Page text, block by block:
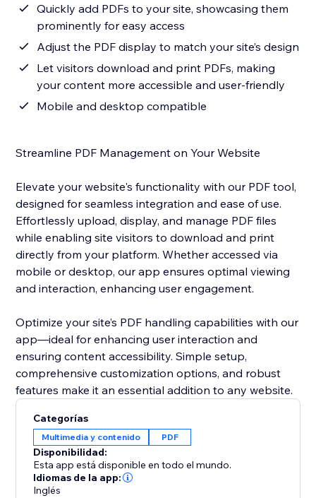
Quickly add PDFs to your site, showcasing them
prominently for easy access
Adjust the PDF display to match your site’s design
Let visitors download and print PDFs, making
your content more accessible and user-friendly
Mobile and desktop compatible
Streamline PDF Management on Your Website
Elevate your website's functionality with our PDF tool,
designed for seamless integration and ease of use.
Effortlessly upload, display, and manage PDF files
while enabling site visitors to download and print
directly from your platform. Whether accessed via
mobile or desktop, our app ensures optimal viewing
and interaction, enhancing user engagement.
Optimize your site’s PDF handling capabilities with our
app—ideal for enhancing user interaction and
ensuring content accessibility. Simple setup,
comprehensive customization options, and robust
Categorías
Multimedia y contenido PDF
Disponibilidad:
Esta app está disponible en todo el mundo.
Idiomas de la app:
Inglés